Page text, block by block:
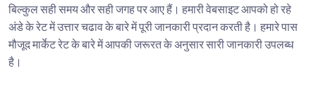
बिल्कुल सही समय और सही जगह पर आए हैं। हमारी वेबसाइट आपको हो रहे
अंडे के रेट में उत्तार चढाव के बारे में पूरी जानकारी प्रदान करती है। हमारे पास
मौजूद मार्केट रेट के बारे में आपकी जरूरत के अनुसार सारी जानकारी उपलब्ध
है।